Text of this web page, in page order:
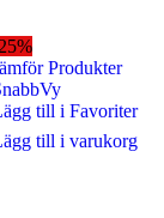
Produkter
till i Favoriter
till i varukorg